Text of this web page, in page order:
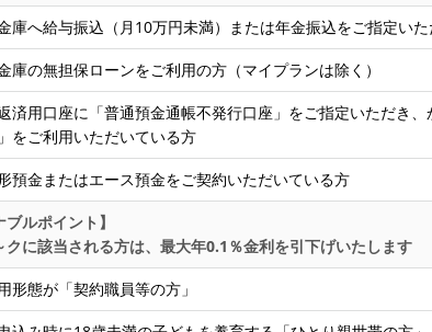
庫へ給与振込（月10万円未満）または年金振込をご指定い
庫の無担保ローンをご利用の方（マイプランは除く）
済用口座に「普通預金通帳不発行口座」をご指定いただき
をご利用いただいている方
預金またはエース預金をご契約いただいている方
ブルポイント】
に該当される方は、最大年0.1％金利を引下げいたします
形態が「契約職員等の方」